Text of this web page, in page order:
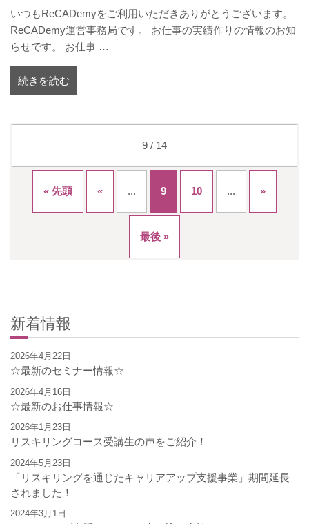
いつもReCADemyをご利用いただきありがとうございます。
ReCADemy運営事務局です。 お仕事の実績作りの情報のお知
らせです。 お仕事 …
続きを読む
9 / 14
« 先頭 « ... 9 10 ... »
最後 »
新着情報
2026年4月22日
☆最新のセミナー情報☆
2026年4月16日
☆最新のお仕事情報☆
2026年1月23日
リスキリングコース受講生の声をご紹介！
2024年5月23日
「リスキリングを通じたキャリアアップ支援事業」期間延長
されました！
2024年3月1日